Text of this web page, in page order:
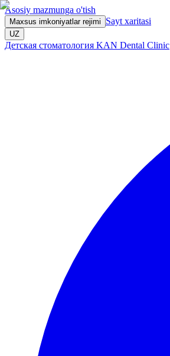
Asosiy mazmunga o'tish
Maxsus imkoniyatlar rejimi Sayt xaritasi
UZ
Детская стоматология KAN Dental Clinic